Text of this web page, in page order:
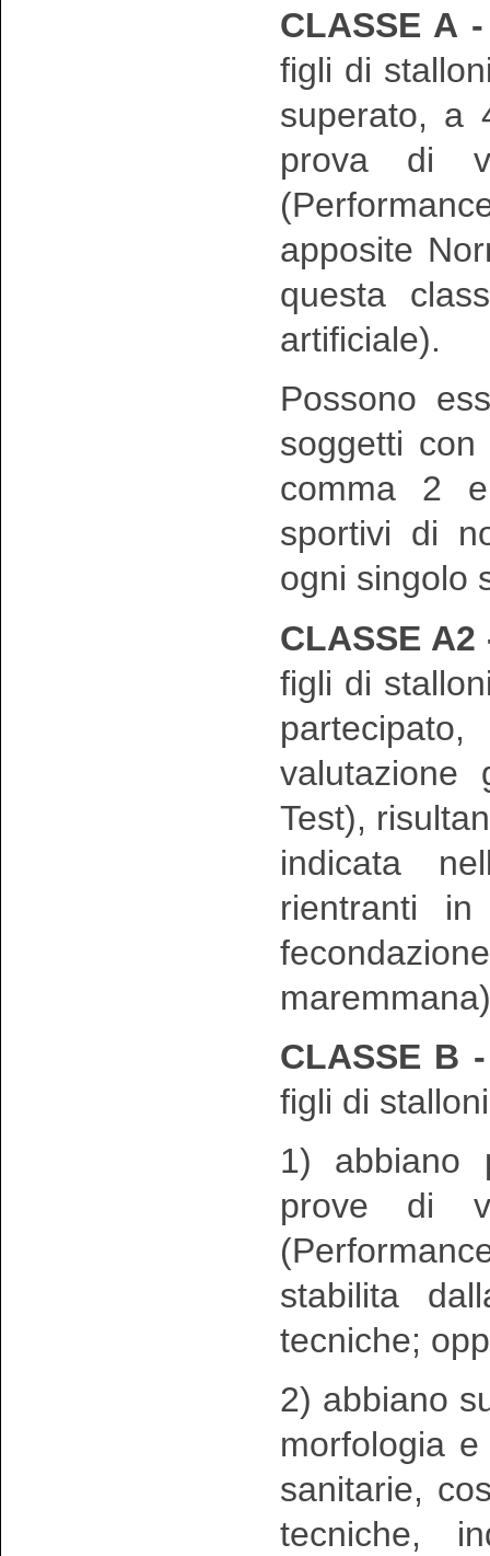
CLASSE A
figli di
superato, a
prova di
apposite
questa
artificiale).
Possono
soggetti
comma 2
sportivi di
ogni singolo
CLASSE
figli di
valutazione
Test),
indicata
rientranti
CLASSE B
figli di
1) abbiano
prove di
stabilita
tecniche;
2) abbiano
morfologia
sanitarie,
tecniche,